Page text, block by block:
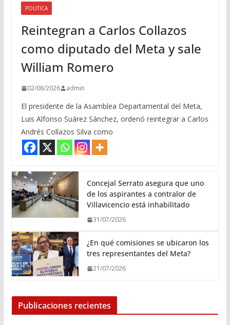
POLITICA
Reintegran a Carlos Collazos
como diputado del Meta y sale
William Romero
02/08/2026 admin
El presidente de la Asamblea Departamental del Meta,
Luis Alfonso Suárez Sánchez, ordenó reintegrar a Carlos
Andrés Collazos Silva como
Concejal Serrato asegura que uno
de los aspirantes a contralor de
Villavicencio está inhabilitado
31/07/2026
¿En qué comisiones se ubicaron los
tres representantes del Meta?
21/07/2026
Publicaciones recientes